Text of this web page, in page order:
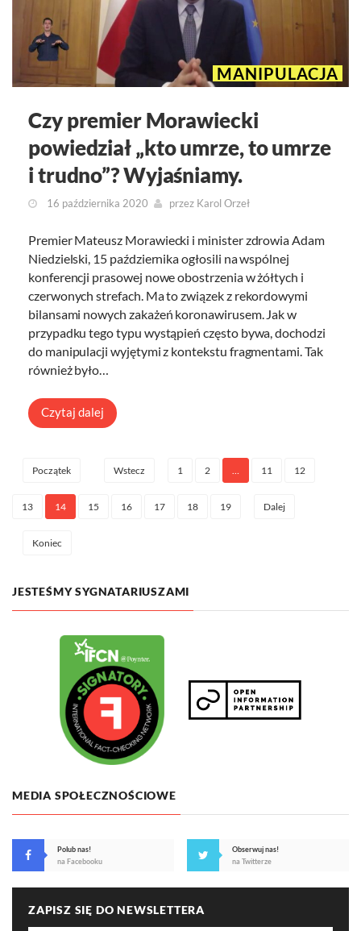
MANIPULACJA
Czy premier Morawiecki
powiedział „kto umrze, to umrze
i trudno”? Wyjaśniamy.
16 października 2020 przez Karol Orzeł
Premier Mateusz Morawiecki i minister zdrowia Adam
Niedzielski, 15 października ogłosili na wspólnej
konferencji prasowej nowe obostrzenia w żółtych i
czerwonych strefach. Ma to związek z rekordowymi
bilansami nowych zakażeń koronawirusem. Jak w
przypadku tego typu wystąpień często bywa, dochodzi
do manipulacji wyjętymi z kontekstu fragmentami. Tak
również było…
Czytaj dalej
Początek Wstecz 1 2 11 12
13 14 15 16 17 18 19 Dalej
Koniec
JESTEŚMY SYGNATARIUSZAMI
MEDIA SPOŁECZNOŚCIOWE
Polub nas!
na Facebooku
Obserwuj nas!
na Twitterze
ZAPISZ SIĘ DO NEWSLETTERA